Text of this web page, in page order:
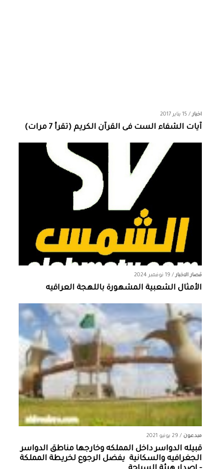
اخبار/ 15 يناير 2017
آيات الشفاء الست فى القرآن الكريم (تقرأ 7 مرات)
قصار الاخبار/ 19 نوفمبر 2024
الأمثال الشعبية المشهورة باللهجة العراقيه
مبدعون / 29 يونيو 2021
قبيله الدواسر داخل المملكه وخارجها ‏مناطق الدواسر
الجغرافيه والسكانية ‏ يفضل الرجوع لخريطة المملكة